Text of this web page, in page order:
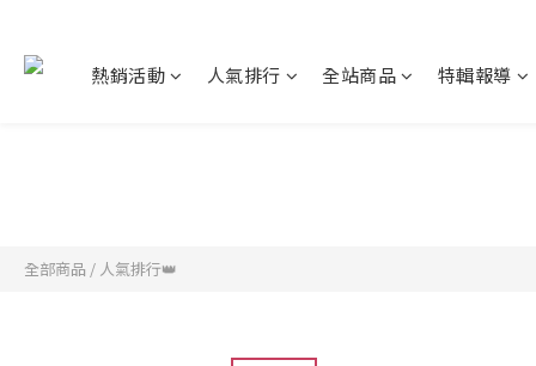
熱銷活動 人氣排行 全站商品 特輯報導
全部商品 / 人氣排行👑